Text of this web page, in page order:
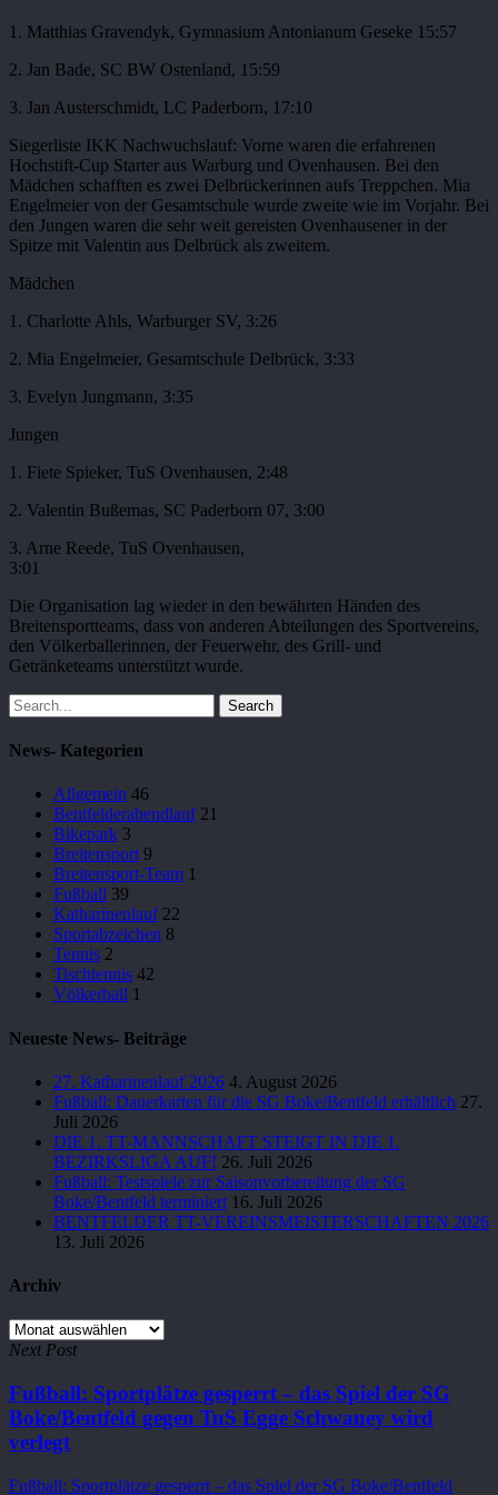
1. Matthias Gravendyk, Gymnasium Antonianum Geseke 15:57
2. Jan Bade, SC BW Ostenland, 15:59
3. Jan Austerschmidt, LC Paderborn, 17:10
Siegerliste IKK Nachwuchslauf: Vorne waren die erfahrenen
Hochstift-Cup Starter aus Warburg und Ovenhausen. Bei den
Mädchen schafften es zwei Delbrückerinnen aufs Treppchen. Mia
Engelmeier von der Gesamtschule wurde zweite wie im Vorjahr. Bei
den Jungen waren die sehr weit gereisten Ovenhausener in der
Spitze mit Valentin aus Delbrück als zweitem.
Mädchen
1. Charlotte Ahls, Warburger SV, 3:26
2. Mia Engelmeier, Gesamtschule Delbrück, 3:33
3. Evelyn Jungmann, 3:35
Jungen
1. Fiete Spieker, TuS Ovenhausen, 2:48
2. Valentin Bußemas, SC Paderborn 07, 3:00
3. Arne Reede, TuS Ovenhausen,
3:01
Die Organisation lag wieder in den bewährten Händen des
Breitensportteams, dass von anderen Abteilungen des Sportvereins,
den Völkerballerinnen, der Feuerwehr, des Grill- und
Getränketeams unterstützt wurde.
Search
News- Kategorien
Allgemein 46
Bentfelderabendlauf 21
Bikepark 3
Breitensport 9
Breitensport-Team 1
Fußball 39
Katharinenlauf 22
Sportabzeichen 8
Tennis 2
Tischtennis 42
Völkerball 1
Neueste News- Beiträge
27. Katharinenlauf 2026 4. August 2026
Fußball: Dauerkarten für die SG Boke/Bentfeld erhältlich 27.
Juli 2026
DIE 1. TT-MANNSCHAFT STEIGT IN DIE 1.
BEZIRKSLIGA AUF! 26. Juli 2026
Fußball: Testspiele zur Saisonvorbereitung der SG
Boke/Bentfeld terminiert 16. Juli 2026
BENTFELDER TT-VEREINSMEISTERSCHAFTEN 2026
13. Juli 2026
Archiv
Archiv
Next Post
Fußball: Sportplätze gesperrt – das Spiel der SG
Boke/Bentfeld gegen TuS Egge Schwaney wird
verlegt
Fußball: Sportplätze gesperrt – das Spiel der SG Boke/Bentfeld